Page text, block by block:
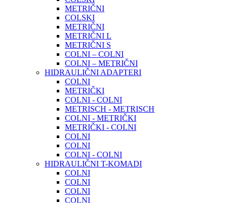
METRIČNI
COLSKI
METRIČNI
METRIČNI L
METRIČNI S
COLNI – COLNI
COLNI – METRIČNI
HIDRAULIČNI ADAPTERI
COLNI
METRIČKI
COLNI - COLNI
METRISCH - METRISCH
COLNI - METRIČKI
METRIČKI - COLNI
COLNI
COLNI
COLNI - COLNI
HIDRAULIČNI T-KOMADI
COLNI
COLNI
COLNI
COLNI